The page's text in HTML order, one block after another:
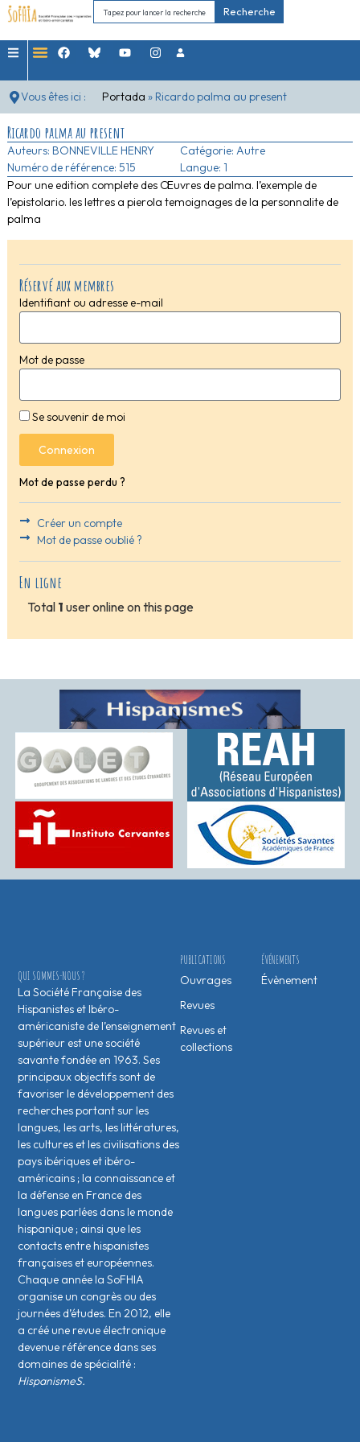
Recherche
Vous êtes ici : Portada » Ricardo palma au present
Réservé aux membres
Identifiant ou adresse e-mail
Mot de passe
Se souvenir de moi
Connexion
Mot de passe perdu ?
Créer un compte
Mot de passe oublié ?
En ligne
Total 1 user online on this page
Ricardo palma au present
Auteurs: BONNEVILLE HENRY
Numéro de référence: 515
Catégorie: Autre
Langue: 1
Pour une edition complete des Œuvres de palma. l’exemple de
l’epistolario. les lettres a pierola temoignages de la personnalite de
palma
ÉVÉNEMENTS
Évènement
PUBLICATIONS
Ouvrages
Revues
Revues et
collections
QUI SOMMES-NOUS ?
La Société Française des
Hispanistes et Ibéro-
américaniste de l’enseignement
supérieur est une société
savante fondée en 1963. Ses
principaux objectifs sont de
favoriser le développement des
recherches portant sur les
langues, les arts, les littératures,
les cultures et les civilisations des
pays ibériques et ibéro-
américains ; la connaissance et
la défense en France des
langues parlées dans le monde
hispanique ; ainsi que les
contacts entre hispanistes
français·es et européen·nes.
Chaque année la SoFHIA
organise un congrès ou des
journées d’études. En 2012, elle
a créé une revue électronique
devenue référence dans ses
domaines de spécialité :
HispanismeS.